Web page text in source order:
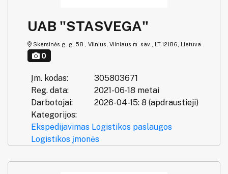
UAB "STASVEGA"
Skersinės g. g. 58 , Vilnius, Vilniaus m. sav., LT-12186, Lietuva
0
Įm. kodas:
305803671
Reg. data:
2021-06-18 metai
Darbotojai:
2026-04-15: 8 (apdraustieji)
Kategorijos:
Ekspedijavimas Logistikos paslaugos
Logistikos įmonės